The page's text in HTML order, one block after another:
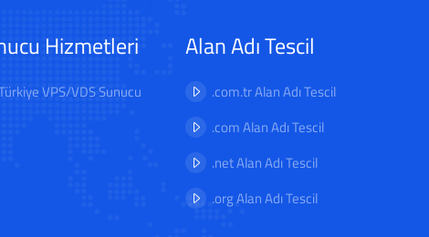
Hizmetleri
VPS/VDS Sunucu
Alan Adı Tescil
.com.tr Alan Adı Tescil
.com Alan Adı Tescil
.net Alan Adı Tescil
.org Alan Adı Tescil